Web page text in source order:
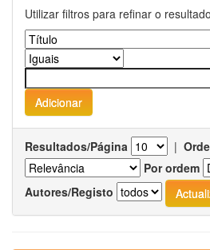
Utilizar filtros para refinar o
Resultados/Página |
Por ordem
Autores/Registo